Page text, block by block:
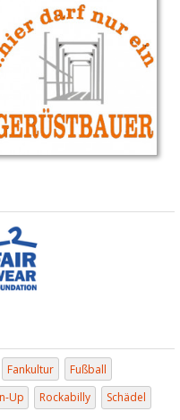
Fankultur
Fußball
Up Rockabilly
Schädel